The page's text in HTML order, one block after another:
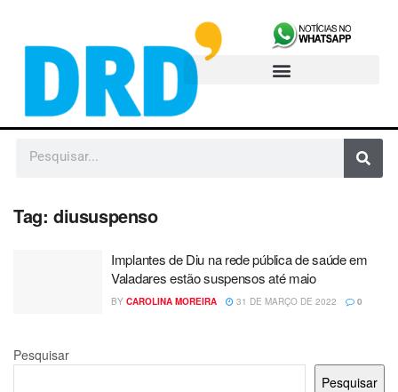
Tag: diususpenso
Implantes de Diu na rede pública de saúde em
Valadares estão suspensos até maio
BY CAROLINA MOREIRA 31 DE MARÇO DE 2022 0
Pesquisar
Pesquisar